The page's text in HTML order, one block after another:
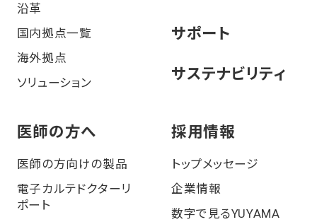
沿⾰
国内拠点一覧
海外拠点
ソリューション
サポート
サステナビリティ
医師の⽅へ
医師の方向けの製品
電⼦カルテドクターリ
ポート
採⽤情報
トップメッセージ
企業情報
数字で見るYUYAMA